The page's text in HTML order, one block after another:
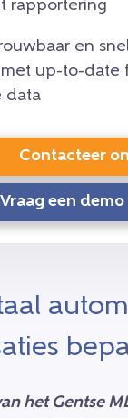
rapportering
en
met up-to-date
data
Contacteer
Vraag een demo
het Gentse